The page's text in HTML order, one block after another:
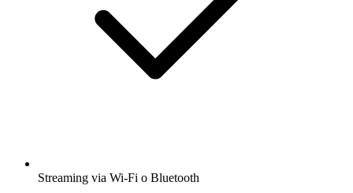
Streaming via Wi-Fi o Bluetooth